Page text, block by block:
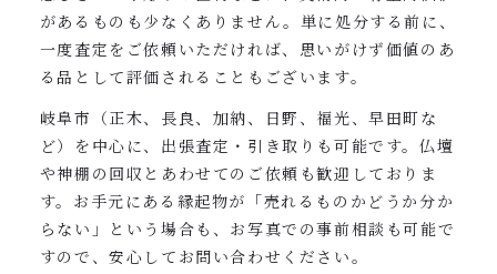
があるものも少なくありません。単に処分する前に、
一度査定をご依頼いただければ、思いがけず価値のあ
る品として評価されることもございます。
岐阜市（正木、長良、加納、日野、福光、早田町な
ど）を中心に、出張査定・引き取りも可能です。仏壇
や神棚の回収とあわせてのご依頼も歓迎しておりま
す。お手元にある縁起物が「売れるものかどうか分か
らない」という場合も、お写真での事前相談も可能で
すので、安心してお問い合わせください。